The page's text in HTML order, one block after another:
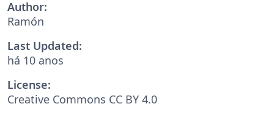
Author:
Ramón
Last Updated:
há 10 anos
License:
Creative Commons CC BY 4.0